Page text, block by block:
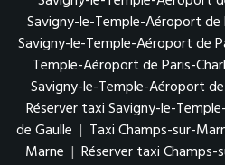
Savigny-le-Temple-Aéroport de
Savigny-le-Temple-Aéroport de
Temple-Aéroport de Paris-
Savigny-le-Temple-Aéroport
Réserver taxi Savigny-le-
de Gaulle | Taxi Champs-sur-
Marne | Réserver taxi Champs-